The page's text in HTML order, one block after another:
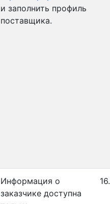
и заполнить профиль
поставщика.
Информация о
заказчике доступна